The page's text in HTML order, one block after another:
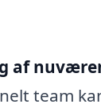
af
team